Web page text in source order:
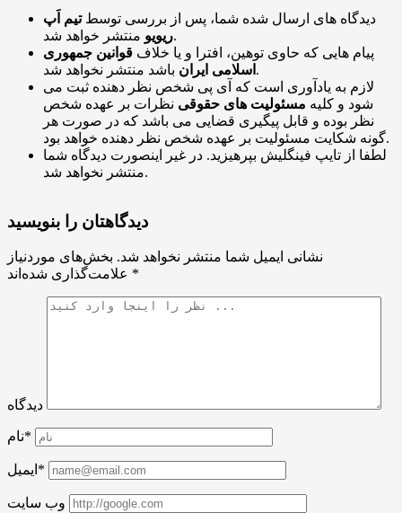
دیدگاه های ارسال شده شما، پس از بررسی توسطتیم اَپ
ریویومنتشر خواهد شد.
پیام هایی که حاوی توهین، افترا و یا خلاف قوانین جمهوری
اسلامی ایران باشد منتشر نخواهد شد.
لازم به یادآوری است که آی پی شخص نظر دهنده ثبت می
شود و کلیه مسئولیت های حقوقی نظرات بر عهده شخص
نظر بوده و قابل پیگیری قضایی می باشد که در صورت هر
گونه شکایت مسئولیت بر عهده شخص نظر دهنده خواهد بود.
لطفا از تایپ فینگلیش بپرهیزید. در غیر اینصورت دیدگاه شما
منتشر نخواهد شد.
دیدگاهتان را بنویسید
نشانی ایمیل شما منتشر نخواهد شد. بخش‌های موردنیاز
*
دیدگاه
نام*
ایمیل*
وب سایت